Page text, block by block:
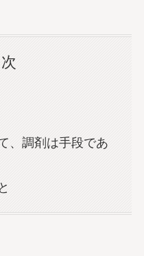
、調剤は手段であ